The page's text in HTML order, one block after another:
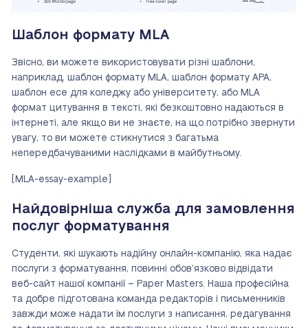
Шаблон формату MLA
Звісно, ви можете використовувати різні шаблони,
наприклад, шаблон формату MLA, шаблон формату APA,
шаблон есе для коледжу або університету, або MLA
формат цитування в тексті, які безкоштовно надаються в
інтернеті, але якщо ви не знаєте, на що потрібно звернути
увагу, то ви можете стикнутися з багатьма
непередбачуваними наслідками в майбутньому.
[MLA-essay-example]
Найдовірніша служба для замовлення
послуг форматування
Студенти, які шукають надійну онлайн-компанію, яка надає
послуги з форматування, повинні обов’язково відвідати
веб-сайт нашої компанії – Paper Masters. Наша професійна
та добре підготована команда редакторів і письменників
завжди може надати їм послуги з написання, редагування